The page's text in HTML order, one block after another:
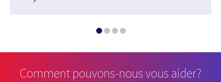
Comment pouvons-nous vous aider?